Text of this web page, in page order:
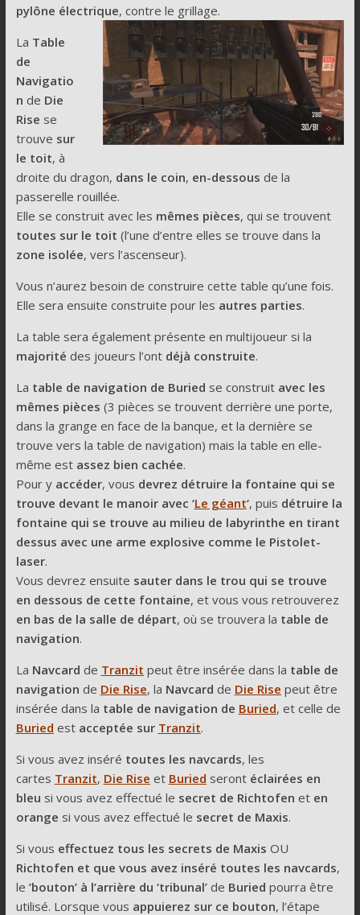
pylône électrique, contre le grillage.
La Table
de
Navigatio
n de Die
Rise se
trouve sur
le toit, à
droite du dragon, dans le coin, en-dessous de la
passerelle rouillée.
Elle se construit avec les mêmes pièces, qui se trouvent
toutes sur le toit (l’une d’entre elles se trouve dans la
zone isolée, vers l’ascenseur).
Vous n’aurez besoin de construire cette table qu’une fois.
Elle sera ensuite construite pour les autres parties.
La table sera également présente en multijoueur si la
majorité des joueurs l’ont déjà construite.
La table de navigation de Buried se construit avec les
mêmes pièces (3 pièces se trouvent derrière une porte,
dans la grange en face de la banque, et la dernière se
trouve vers la table de navigation) mais la table en elle-
même est assez bien cachée.
Pour yaccéder, vous devrez détruire la fontaine qui se
trouve devant le manoir avec ‘Le géant‘, puis détruire la
fontaine qui se trouve au milieu de labyrinthe en tirant
dessus avec une arme explosive comme le Pistolet-
laser.
Vous devrez ensuite sauter dans le trou qui se trouve
en dessous de cette fontaine, et vous vous retrouverez
en bas de la salle de départ, où se trouvera la table de
navigation.
La Navcard de Tranzit peut être insérée dans la table de
navigation de Die Rise, la Navcard de Die Rise peut être
insérée dans la table de navigation de Buried, et celle de
Buried est acceptée sur Tranzit.
Si vous avez inséré toutes les navcards, les
cartes Tranzit, Die Rise et Buried seront éclairées en
bleu si vous avez effectué le secret de Richtofen et en
orange si vous avez effectué le secret de Maxis.
Si vous effectuez tous les secrets de Maxis OU
Richtofen et que vous avez inséré toutes les navcards,
le ’bouton’ à l’arrière du ‘tribunal’de Buried pourra être
utilisé. Lorsque vous appuierez sur ce bouton, l’étape